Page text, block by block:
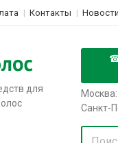
Контакты
для
Москва:
Санкт-